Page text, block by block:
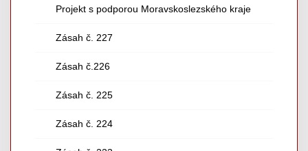
Projekt s podporou Moravskoslezského kraje
Zásah č. 227
Zásah č.226
Zásah č. 225
Zásah č. 224